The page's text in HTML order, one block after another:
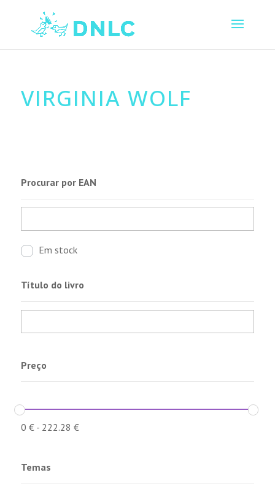
VIRGINIA WOLF
Procurar por EAN
Em stock
Título do livro
Preço
0 €- 222.28 €
Temas